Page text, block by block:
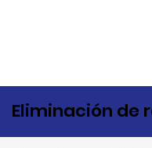
Eliminación de